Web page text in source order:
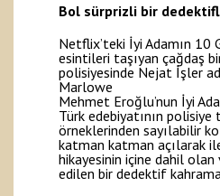
Bol sürprizli bir
Netflix’teki İyi Adamın 10
esintileri taşıyan çağdaş
polisiyesinde Nejat İşler
Marlowe
Mehmet Eroğlu’nun İyi
Türk edebiyatının polisiye
örneklerinden sayılabilir
katman katman açılarak
hikayesinin içine dahil
edilen bir dedektif